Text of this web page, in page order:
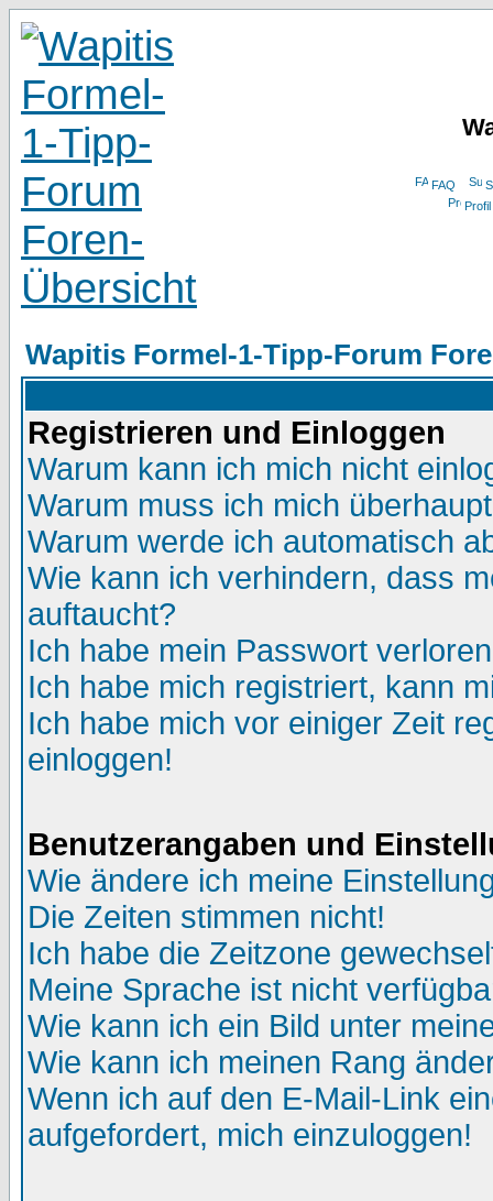
FAQ
Profil
Wapitis Formel-1-Tipp-Forum
Registrieren und Einloggen
Warum kann ich mich nicht
Warum muss ich mich
Warum werde ich automatisch
Wie kann ich verhindern, dass
auftaucht?
Ich habe mein Passwort
Ich habe mich registriert, kann
Ich habe mich vor einiger Zeit
einloggen!
Benutzerangaben und
Wie ändere ich meine
Die Zeiten stimmen nicht!
Ich habe die Zeitzone
Meine Sprache ist nicht
Wie kann ich ein Bild unter
Wie kann ich meinen Rang
Wenn ich auf den E-Mail-Link
aufgefordert, mich einzuloggen!